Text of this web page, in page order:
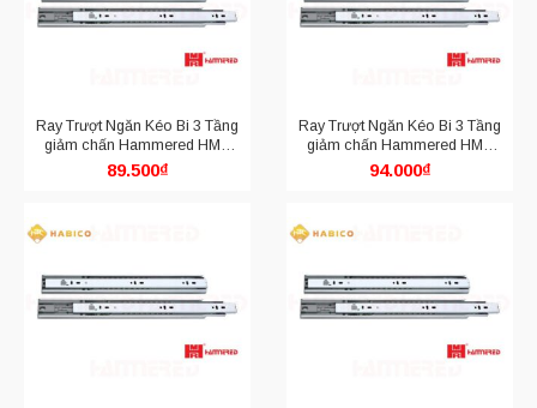
Ray Trượt Ngăn Kéo Bi 3 Tầng
giảm chấn Hammered HMR
4513.300
89.500₫
Ray Trượt Ngăn Kéo Bi 3 Tầng
giảm chấn Hammered HMR
4513.350
94.000₫